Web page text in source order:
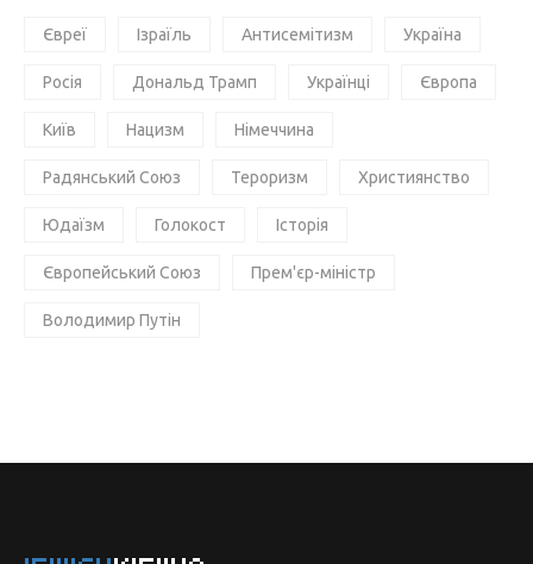
Євреї Ізраїль Антисемітизм Україна
Росія Дональд Трамп Українці Європа
Київ Нацизм Німеччина
Радянський Союз Тероризм Християнство
Юдаїзм Голокост Історія
Європейський Союз Прем'єр-міністр
Володимир Путін